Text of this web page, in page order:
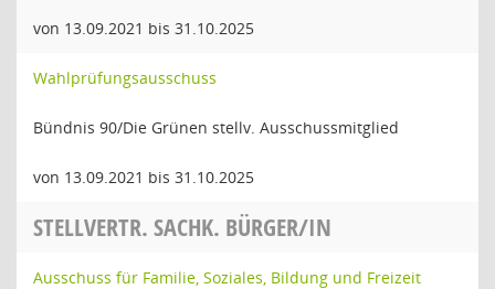
von 13.09.2021 bis 31.10.2025
Wahlprüfungsausschuss
Bündnis 90/Die Grünen stellv. Ausschussmitglied
von 13.09.2021 bis 31.10.2025
STELLVERTR. SACHK. BÜRGER/IN
Ausschuss für Familie, Soziales, Bildung und Freizeit